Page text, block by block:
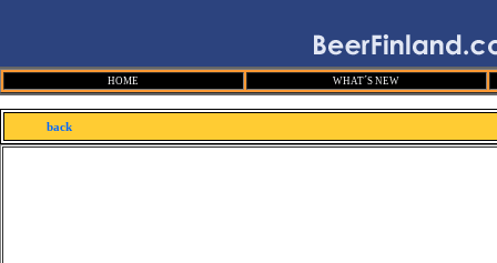
HOME WHAT´S NEW
back